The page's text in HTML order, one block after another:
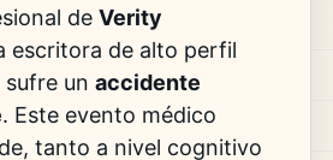
de Verity
escritora de alto perfil
sufre un accidente
. Este evento médico
tanto a nivel cognitivo